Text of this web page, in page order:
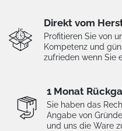
Direkt vom
Profitieren Sie von
Kompetenz und
zufrieden wenn Sie
1 Monat
Sie haben das
Angabe von
und uns die Ware